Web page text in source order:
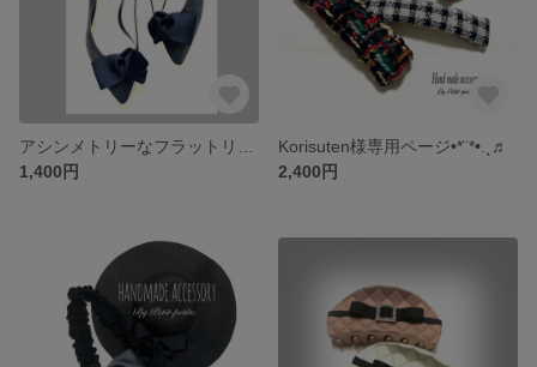
1,400円
Korisuten様専用ページ•*¨*•.¸♬︎
2,400円